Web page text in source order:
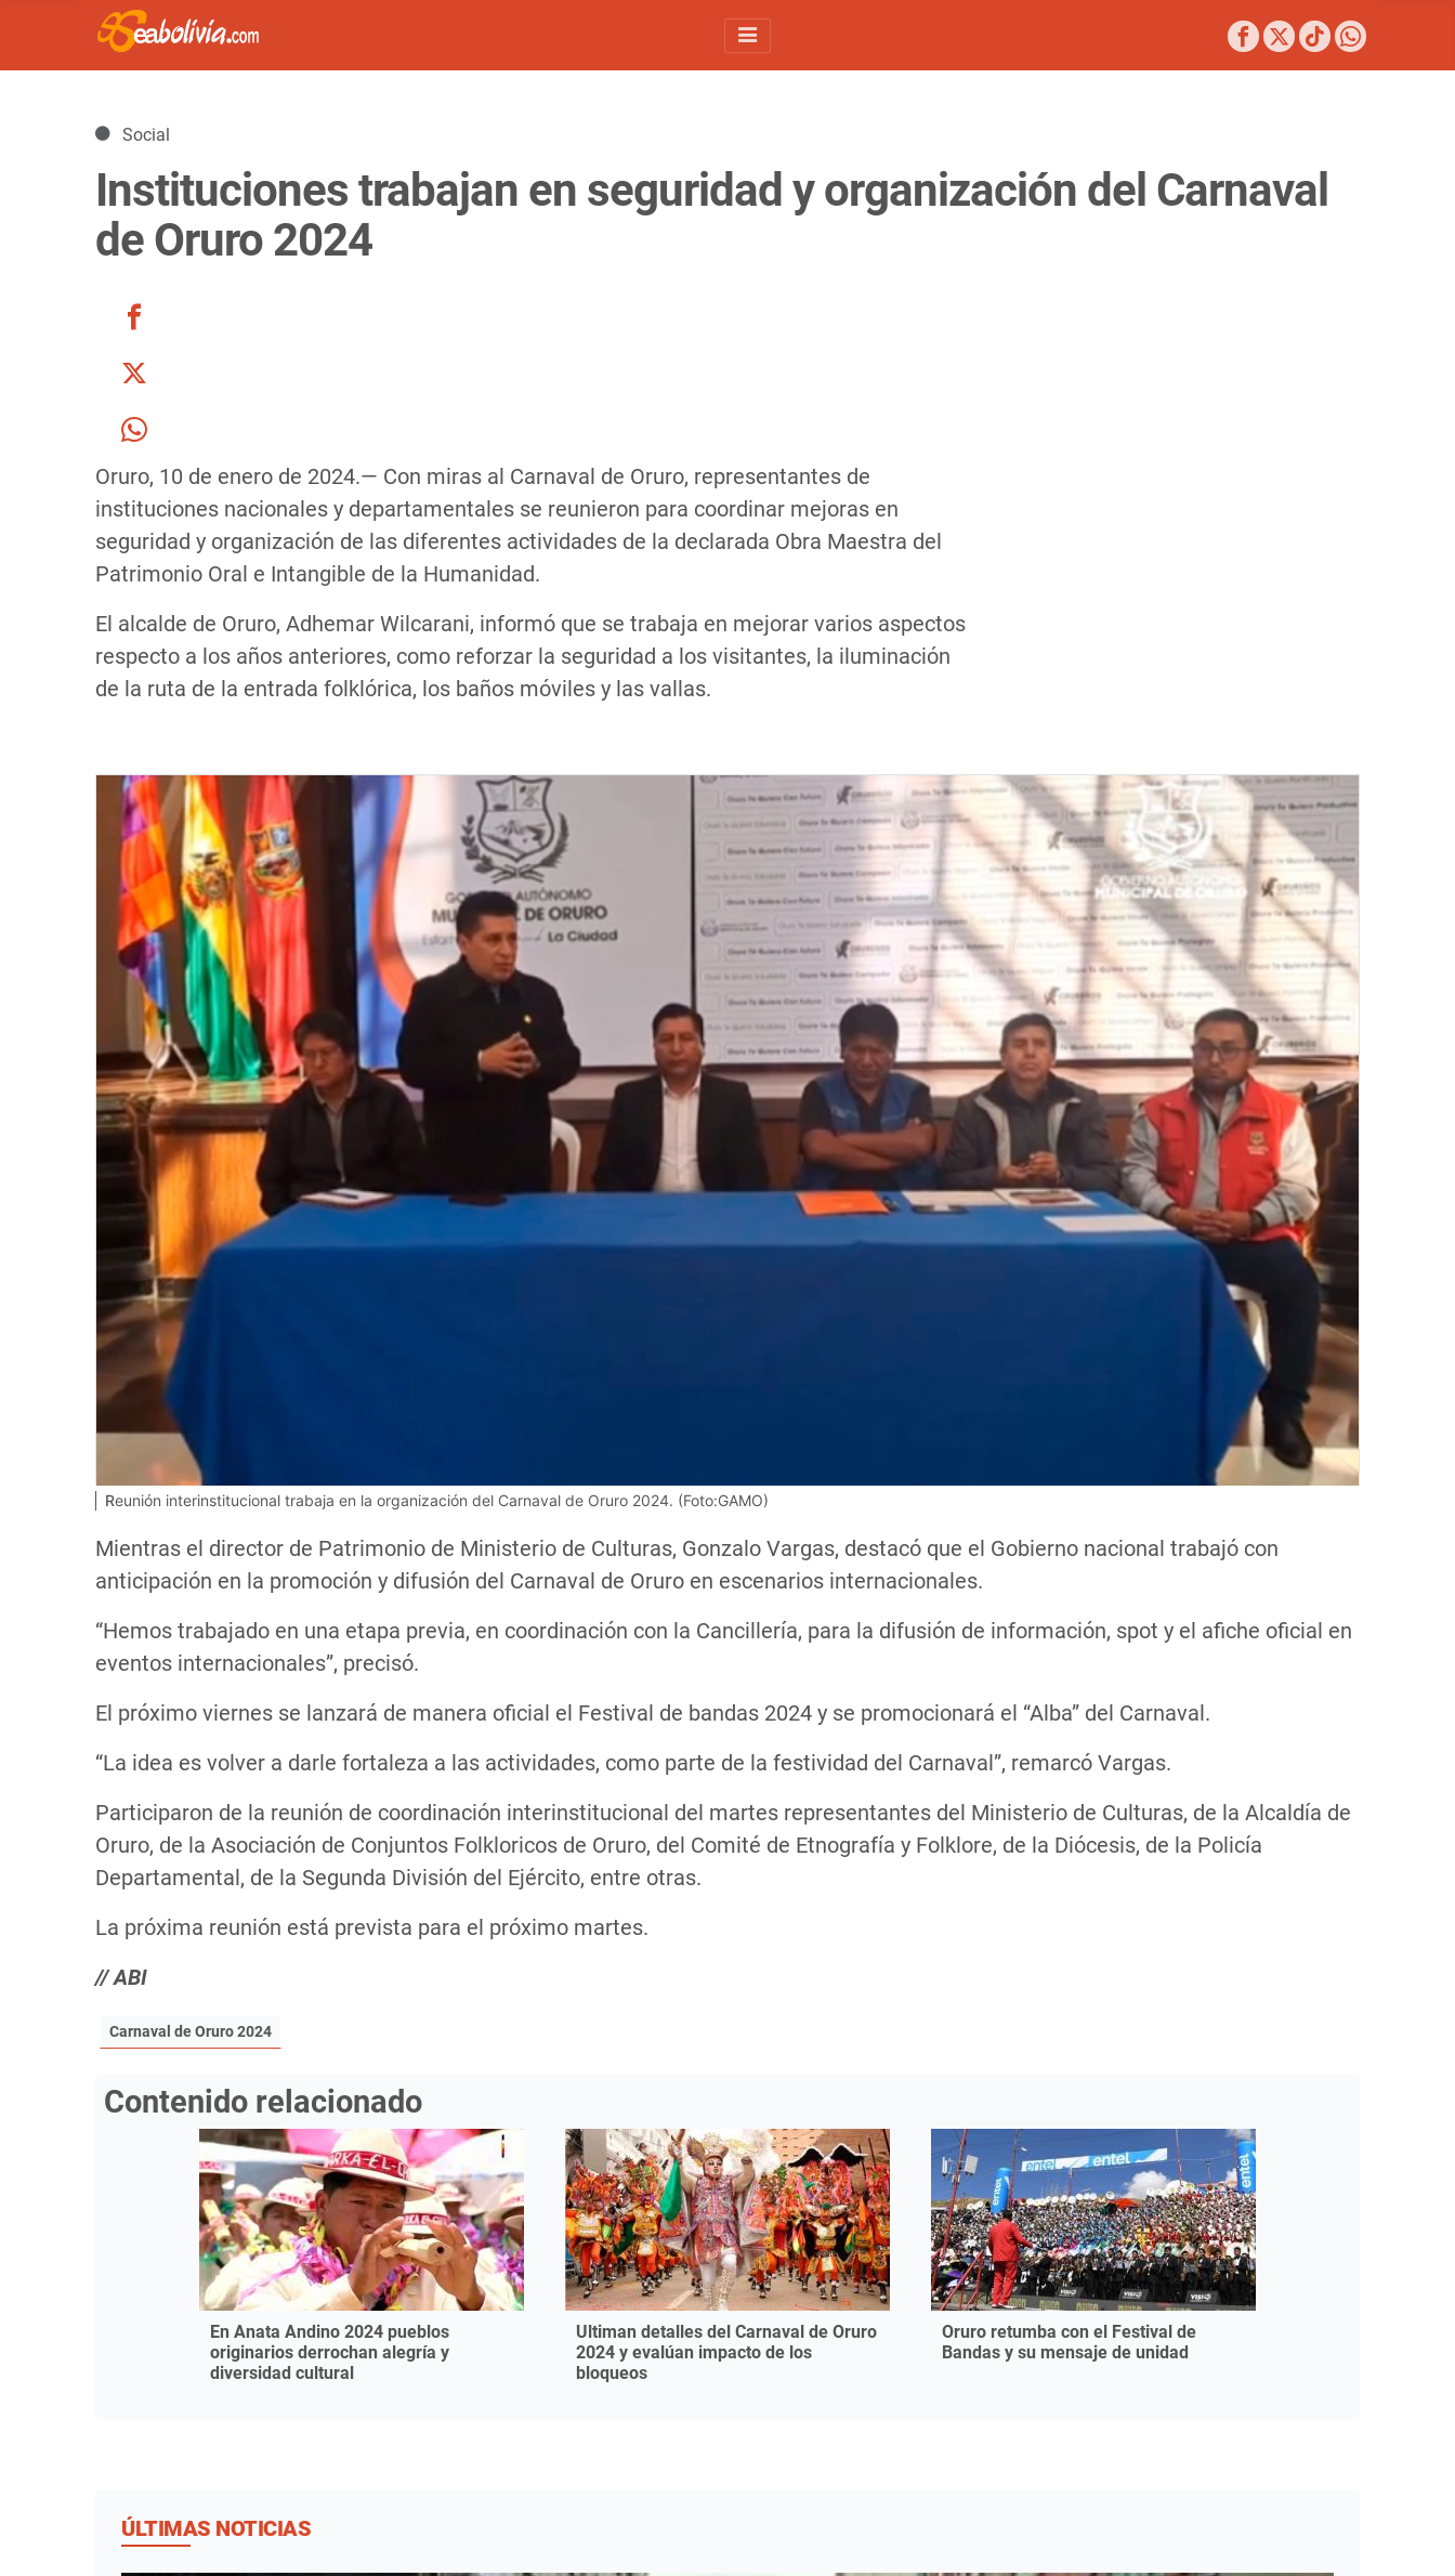
Detalles
Social
Instituciones trabajan en seguridad y organización del Carnaval
de Oruro 2024
Oruro, 10 de enero de 2024.— Con miras al Carnaval de Oruro, representantes de
instituciones nacionales y departamentales se reunieron para coordinar mejoras en
seguridad y organización de las diferentes actividades de la declarada Obra Maestra del
Patrimonio Oral e Intangible de la Humanidad.
El alcalde de Oruro, Adhemar Wilcarani, informó que se trabaja en mejorar varios aspectos
respecto a los años anteriores, como reforzar la seguridad a los visitantes, la iluminación
de la ruta de la entrada folklórica, los baños móviles y las vallas.
Reunión interinstitucional trabaja en la organización del Carnaval de Oruro 2024. (Foto:GAMO)
Mientras el director de Patrimonio de Ministerio de Culturas, Gonzalo Vargas, destacó que el Gobierno nacional trabajó con
anticipación en la promoción y difusión del Carnaval de Oruro en escenarios internacionales.
“Hemos trabajado en una etapa previa, en coordinación con la Cancillería, para la difusión de información, spot y el afiche oficial en
eventos internacionales”, precisó.
El próximo viernes se lanzará de manera oficial el Festival de bandas 2024 y se promocionará el “Alba” del Carnaval.
“La idea es volver a darle fortaleza a las actividades, como parte de la festividad del Carnaval”, remarcó Vargas.
Participaron de la reunión de coordinación interinstitucional del martes representantes del Ministerio de Culturas, de la Alcaldía de
Oruro, de la Asociación de Conjuntos Folkloricos de Oruro, del Comité de Etnografía y Folklore, de la Diócesis, de la Policía
Departamental, de la Segunda División del Ejército, entre otras.
La próxima reunión está prevista para el próximo martes.
// ABI
Carnaval de Oruro 2024
Contenido relacionado
En Anata Andino 2024 pueblos
originarios derrochan alegría y
diversidad cultural
Ultiman detalles del Carnaval de Oruro
2024 y evalúan impacto de los
bloqueos
Oruro retumba con el Festival de
Bandas y su mensaje de unidad
ÚLTIMAS NOTICIAS